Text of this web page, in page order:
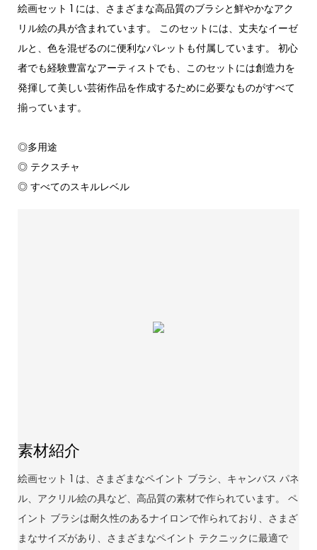
絵画セット 1 には、さまざまな高品質のブラシと鮮やかなアク
リル絵の具が含まれています。 このセットには、丈夫なイーゼ
ルと、色を混ぜるのに便利なパレットも付属しています。 初心
者でも経験豊富なアーティストでも、このセットには創造力を
発揮して美しい芸術作品を作成するために必要なものがすべて
揃っています。
◎多用途
◎ テクスチャ
◎ すべてのスキルレベル
素材紹介
絵画セット 1 は、さまざまなペイント ブラシ、キャンバス パネ
ル、アクリル絵の具など、高品質の素材で作られています。 ペ
イント ブラシは耐久性のあるナイロンで作られており、さまざ
まなサイズがあり、さまざまなペイント テクニックに最適で